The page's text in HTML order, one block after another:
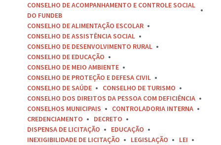
CONSELHO DE ACOMPANHAMENTO E CONTROLE SOCIAL
DO FUNDEB
CONSELHO DE ALIMENTAÇÃO ESCOLAR
CONSELHO DE ASSISTÊNCIA SOCIAL
CONSELHO DE DESENVOLVIMENTO RURAL
CONSELHO DE EDUCAÇÃO
CONSELHO DE MEIO AMBIENTE
CONSELHO DE PROTEÇÃO E DEFESA CIVIL
CONSELHO DE SAÚDE
CONSELHO DE TURISMO
CONSELHO DOS DIREITOS DA PESSOA COM DEFICIÊNCIA
CONSELHOS MUNICIPAIS
CONTROLADORIA INTERNA
CREDENCIAMENTO
DECRETO
DISPENSA DE LICITAÇÃO
EDUCAÇÃO
INEXIGIBILIDADE DE LICITAÇÃO
LEGISLAÇÃO
LEI